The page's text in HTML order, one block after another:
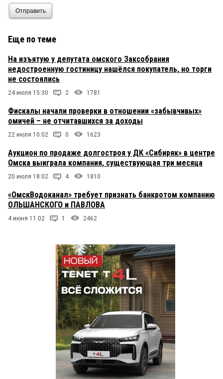
Отправить
Еще по теме
На изъятую у депутата омского Заксобрания
недостроенную гостиницу нашёлся покупатель, но торги
не состоялись
24 июля 15:30 2 1781
Фискалы начали проверки в отношении «забывчивых»
омичей – не отчитавшихся за доходы
22 июля 10:02 0 1623
Аукцион по продаже долгостроя у ДК «Сибиряк» в центре
Омска выиграла компания, существующая три месяца
20 июля 18:02 4 1810
«ОмскВодоканал» требует признать банкротом компанию
ОЛЬШАНСКОГО и ПАВЛОВА
4 июня 11:02 1 2462